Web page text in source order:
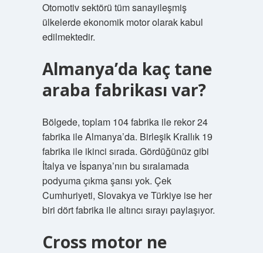
Otomotiv sektörü tüm sanayileşmiş
ülkelerde ekonomik motor olarak kabul
edilmektedir.
Almanya’da kaç tane
araba fabrikası var?
Bölgede, toplam 104 fabrika ile rekor 24
fabrika ile Almanya’da. Birleşik Krallık 19
fabrika ile ikinci sırada. Gördüğünüz gibi
İtalya ve İspanya’nın bu sıralamada
podyuma çıkma şansı yok. Çek
Cumhuriyeti, Slovakya ve Türkiye ise her
biri dört fabrika ile altıncı sırayı paylaşıyor.
Cross motor ne